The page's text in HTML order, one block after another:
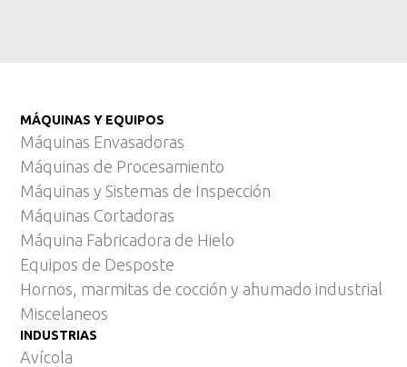
MÁQUINAS Y EQUIPOS
Máquinas Envasadoras
Máquinas de Procesamiento
Máquinas y Sistemas de Inspección
Máquinas Cortadoras
Máquina Fabricadora de Hielo
Equipos de Desposte
Hornos, marmitas de cocción y ahumado industrial
Miscelaneos
INDUSTRIAS
Avícola